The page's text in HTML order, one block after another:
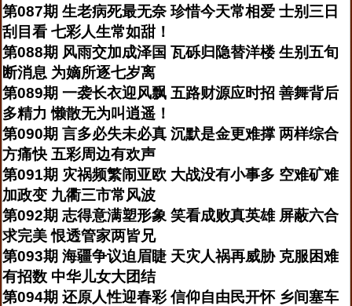
第087期 生老病死最无奈 珍惜今天常相爱 士别三日
刮目看 七彩人生常如甜！
第088期 风雨交加成泽国 瓦砾归隐替洋楼 生别五旬
断消息 为嫡所逐七岁离
第089期 一袭长衣迎风飘 五路财源应时招 善舞背后
多精力 懒散无为叫逍遥！
第090期 言多必失未必真 沉默是金更难撑 两样综合
方痛快 五彩周边有欢声
第091期 灾祸频繁闹亚欧 大战没有小事多 空难矿难
加政变 九衢三市常风波
第092期 志得意满塑形象 笑看成败真英雄 屏蔽六合
求完美 恨透管家两皆兄
第093期 海疆争议迫眉睫 天灾人祸再威胁 克服困难
有招数 中华儿女大团结
第094期 还原人性迎春彩 信仰自由民开怀 乡间塞车